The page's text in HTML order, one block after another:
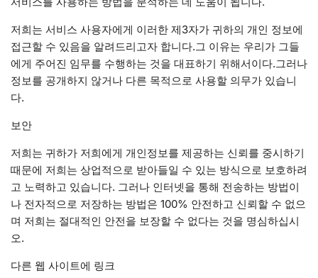
저희는 서비스 사용자에게 이러한 제3자가 귀하의 개인 정보에
접근할 수 있음을 알려드리고자 합니다.그 이유는 우리가 그들
에게 주어진 임무를 수행하는 것을 대표하기 위해서이다.그러나
정보를 공개하지 않거나 다른 목적으로 사용할 의무가 있습니
다.
보안
저희는 귀하가 저희에게 개인정보를 제공하는 신뢰를 중시하기
때문에 저희는 상업적으로 받아들일 수 있는 방식으로 보호하려
고 노력하고 있습니다. 그러나 인터넷을 통해 전송하는 방법이
나 전자적으로 저장하는 방법은 100% 안전하고 신뢰할 수 없으
며 저희는 절대적인 안전을 보장할 수 없다는 것을 명심하십시
오.
다른 웹 사이트에 링크